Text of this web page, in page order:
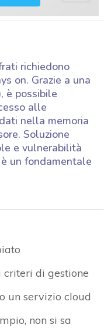
richiedono
on. Grazie a una
è possibile
alle
nella memoria
Soluzione
e vulnerabilità
un fondamentale
di gestione
un servizio cloud
non si sa